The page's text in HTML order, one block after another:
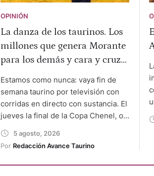
OPINIÓN
La danza de los taurinos. Los
millones que genera Morante
para los demás y cara y cruz
Estamos como nunca: vaya fin de
semana taurino por televisión con
corridas en directo con sustancia. El
jueves la final de la Copa Chenel, o
así, desde LAS VENTAS, ofrecida
por TELEMADRID. El viernes, los
50 años y el sábado desde EL
5 agosto, 2026
Por Redacción Avance Taurino